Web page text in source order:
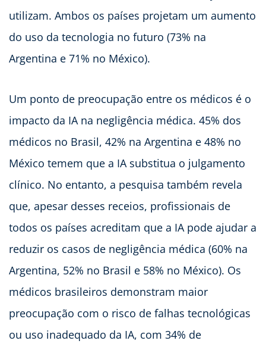
utilizam. Ambos os países projetam um aumento
do uso da tecnologia no futuro (73% na
Argentina e 71% no México).
Um ponto de preocupação entre os médicos é o
impacto da IA na negligência médica. 45% dos
médicos no Brasil, 42% na Argentina e 48% no
México temem que a IA substitua o julgamento
clínico. No entanto, a pesquisa também revela
que, apesar desses receios, profissionais de
todos os países acreditam que a IA pode ajudar a
reduzir os casos de negligência médica (60% na
Argentina, 52% no Brasil e 58% no México). Os
médicos brasileiros demonstram maior
preocupação com o risco de falhas tecnológicas
ou uso inadequado da IA, com 34% de